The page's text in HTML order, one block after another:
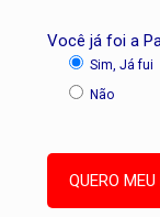
Você já foi a
Sim, Já fui
Não